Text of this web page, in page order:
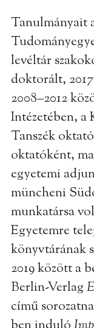
Tanulmányait
levéltár
doktorált,
2008–2012
Intézetében,
Tanszék
oktatóként,
egyetemi
müncheni
munkatársa
Egyetemre
könyvtárának
2019 között a
Berlin-Verlag
című